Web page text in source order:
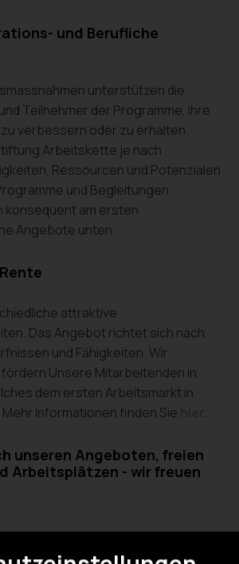
und Berufliche
unterstützen die
Teilnehmer der Programme, ihre
verbessern oder zu erhalten.
Arbeitskette je nach
Ressourcen und Potenzialen
und Begleitungen
konsequent am ersten
Angebote unten.
attraktive
Das Angebot richtet sich nach
und Fähigkeiten. Wir
Unsere Mitarbeitenden in
dem ersten Arbeitsmarkt in
Informationen finden Sie
unseren Angeboten, freien
Arbeitsplätzen - wir freuen